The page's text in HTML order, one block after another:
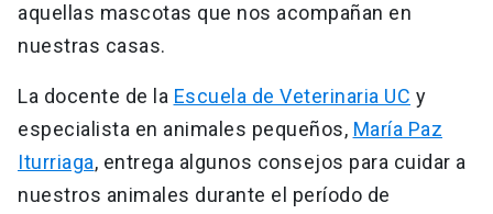
aquellas mascotas que nos acompañan en
nuestras casas.
La docente de la Escuela de Veterinaria UC y
especialista en animales pequeños, María Paz
Iturriaga, entrega algunos consejos para cuidar a
nuestros animales durante el período de